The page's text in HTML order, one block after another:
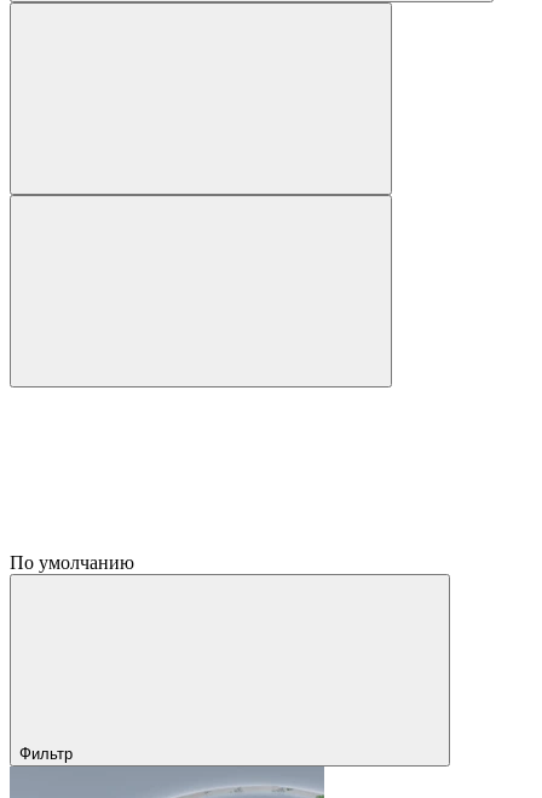
По умолчанию
Фильтр